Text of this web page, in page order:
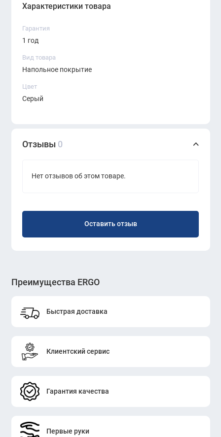
Характеристики товара
Гарантия
1 год
Вид товара
Напольное покрытие
Цвет
Серый
Отзывы 0
Нет отзывов об этом товаре.
Оставить отзыв
Преимущества ERGO
Быстрая доставка
Клиентский сервис
Гарантия качества
Первые руки